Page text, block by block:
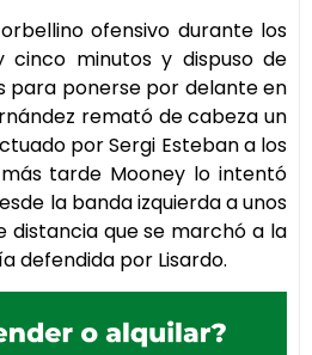
ofensivo durante los
cinco minutos y dispuso de
para ponerse por delante en
remató de cabeza un
por Sergi Esteban a los
tarde Mooney lo intentó
la banda izquierda a unos
distancia que se marchó a la
defendida por Lisardo.